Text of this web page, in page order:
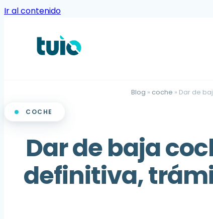
Ir al contenido
Blog » coche » Dar de
COCHE
Dar de baja
definitiva,